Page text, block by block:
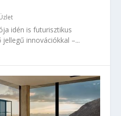
idén is futurisztikus
innovációkkal –...